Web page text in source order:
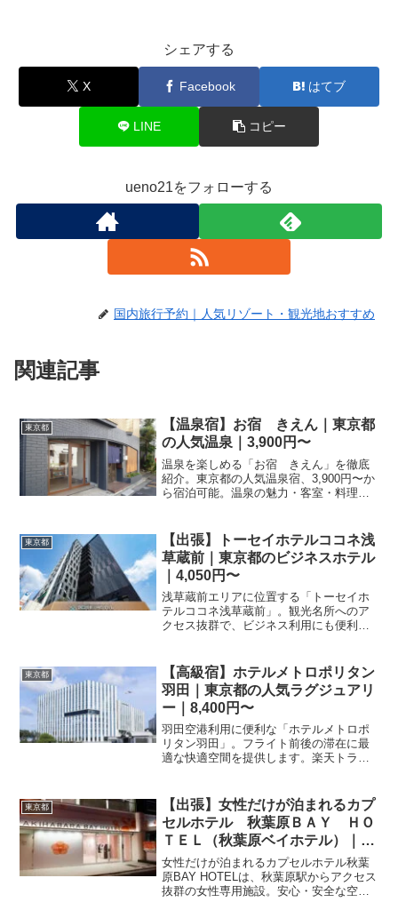
シェアする
X Facebook はてブ
LINE コピー
ueno21をフォローする
国内旅行予約｜人気リゾート・観光地おすすめ
関連記事
東京都
【温泉宿】お宿 きえん｜東京都
の人気温泉｜3,900円〜
温泉を楽しめる「お宿 きえん」を徹底
紹介。東京都の人気温泉宿、3,900円〜か
ら宿泊可能。温泉の魅力・客室・料理・
東京都
【出張】トーセイホテルココネ浅
草蔵前｜東京都のビジネスホテル
｜4,050円〜
浅草蔵前エリアに位置する「トーセイホ
テルココネ浅草蔵前」。観光名所へのア
クセス抜群で、ビジネス利用にも便利。
予約。
東京都
【高級宿】ホテルメトロポリタン
羽田｜東京都の人気ラグジュアリ
ー｜8,400円〜
羽田空港利用に便利な「ホテルメトロポ
リタン羽田」。フライト前後の滞在に最
適な快適空間を提供します。楽天トラベ
東京都
【出張】女性だけが泊まれるカプ
セルホテル 秋葉原ＢＡＹ ＨＯ
ＴＥＬ（秋葉原ベイホテル）｜東
京都のビジネスホテル｜3,825
円〜
女性だけが泊まれるカプセルホテル秋葉
原BAY HOTELは、秋葉原駅からアクセス
抜群の女性専用施設。安心・安全な空間